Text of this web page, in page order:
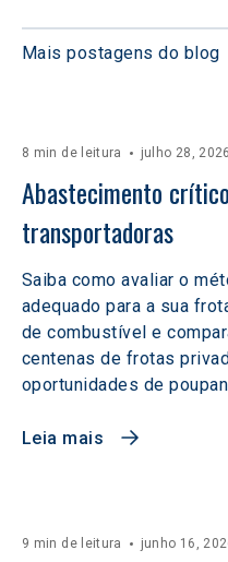
Mais postagens do blog
8 min de leitura julho 28, 2026
Abastecimento
transportadoras
Saiba como avaliar o
adequado para a sua
de combustível e
centenas de frotas
oportunidades de
Leia mais
9 min de leitura junho 16,